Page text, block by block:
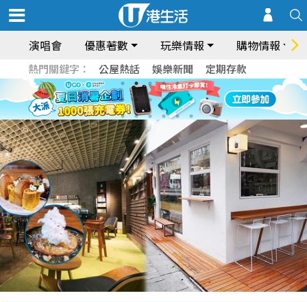
演唱會 優惠著數 玩樂情報 購物情報
熱門關鍵字： 公屋熱話 娛樂新聞 定期存款